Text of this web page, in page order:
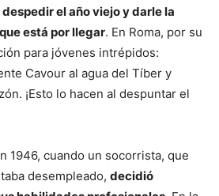
despedir el año viejo y darle la
está por llegar. En Roma, por su
para jóvenes intrépidos:
Cavour al agua del Tíber y
¡Esto lo hacen al despuntar el
1946, cuando un socorrista, que
desempleado, decidió